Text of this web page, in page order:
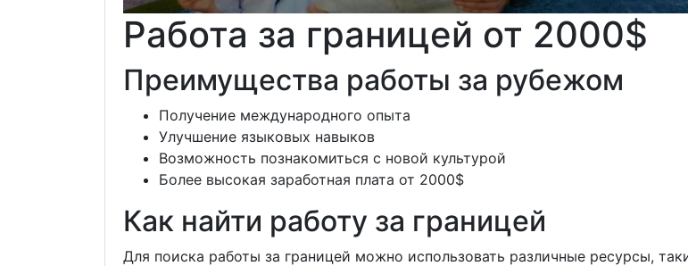
Работа за границей от 2000$
Преимущества работы за рубежом
Получение международного опыта
Улучшение языковых навыков
Возможность познакомиться с новой культурой
Более высокая заработная плата от 2000$
Как найти работу за границей
Для поиска работы за границей можно использовать различные ресурсы,